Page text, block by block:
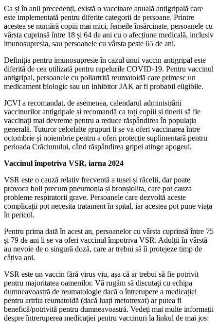
Ca și în anii precedenți, există o vaccinare anuală antigripală care
este implementată pentru diferite categorii de persoane. Printre
acestea se numără copiii mai mici, femeile însărcinate, persoanele cu
vârsta cuprinsă între 18 și 64 de ani cu o afecțiune medicală, inclusiv
imunosupresia, sau persoanele cu vârsta peste 65 de ani.
Definiția pentru imunosupresie în cazul unui vaccin antigripal este
diferită de cea utilizată pentru rapelurile COVID-19. Pentru vaccinul
antigripal, persoanele cu poliartrită reumatoidă care primesc un
medicament biologic sau un inhibitor JAK ar fi probabil eligibile.
JCVI a recomandat, de asemenea, calendarul administrării
vaccinurilor antigripale și recomandă ca toți copiii și tinerii să fie
vaccinați mai devreme pentru a reduce răspândirea în populația
generală. Tuturor celorlalte grupuri li se va oferi vaccinarea între
octombrie și noiembrie pentru a oferi protecție suplimentară pentru
perioada Crăciunului, când răspândirea gripei atinge apogeul.
Vaccinul împotriva VSR, iarna 2024
VSR este o cauză relativ frecventă a tusei și răcelii, dar poate
provoca boli precum pneumonia și bronșiolita, care pot cauza
probleme respiratorii grave. Persoanele care dezvoltă aceste
complicații pot necesita tratament în spital, iar acestea pot pune viața
în pericol.
Pentru prima dată în acest an, persoanelor cu vârsta cuprinsă între 75
și 79 de ani li se va oferi vaccinul împotriva VSR. Adulții în vârstă
au nevoie de o singură doză, care ar trebui să îi protejeze timp de
câțiva ani.
VSR este un vaccin fără virus viu, așa că ar trebui să fie potrivit
pentru majoritatea oamenilor. Vă rugăm să discutați cu echipa
dumneavoastră de reumatologie dacă o întrerupere a medicației
pentru artrita reumatoidă (dacă luați metotrexat) ar putea fi
benefică/potrivită pentru dumneavoastră. Vedeți mai multe informații
despre întreruperea medicației pentru vaccinuri la linkul de mai jos: